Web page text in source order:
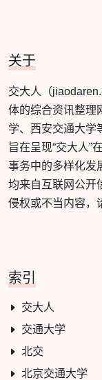
关于
交大人（
体的综合资讯整理
学、西安交通大学
旨在呈现“交大人”
事务中的多样化发
均来自互联网公开
侵权或不当内容，
索引
交大人
交通大学
北交
北京交通大学